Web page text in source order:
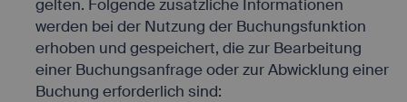
gelten. Folgende zusätzliche Informationen
werden bei der Nutzung der Buchungsfunktion
erhoben und gespeichert, die zur Bearbeitung
einer Buchungsanfrage oder zur Abwicklung einer
Buchung erforderlich sind: